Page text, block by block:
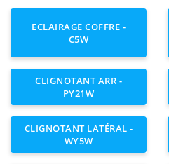
ECLAIRAGE COFFRE -
C5W
CLIGNOTANT ARR -
PY21W
CLIGNOTANT LATÉRAL -
WY5W